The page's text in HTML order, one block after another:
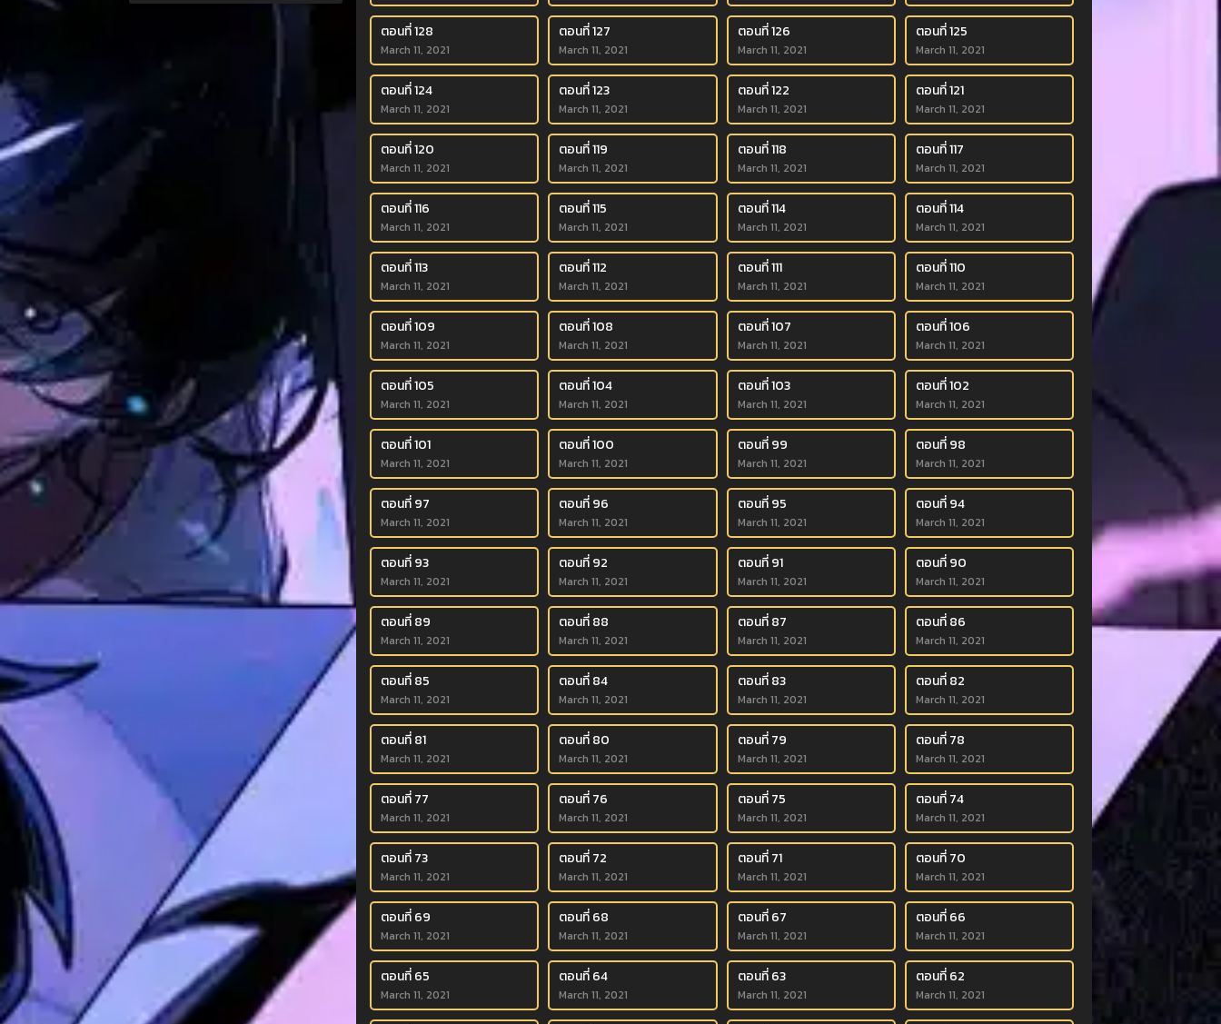
ตอนที่ 128
March 11, 2021
ตอนที่ 127
March 11, 2021
ตอนที่ 126
March 11, 2021
ตอนที่ 125
March 11, 2021
ตอนที่ 124
March 11, 2021
ตอนที่ 123
March 11, 2021
ตอนที่ 122
March 11, 2021
ตอนที่ 121
March 11, 2021
ตอนที่ 120
March 11, 2021
ตอนที่ 119
March 11, 2021
ตอนที่ 118
March 11, 2021
ตอนที่ 117
March 11, 2021
ตอนที่ 116
March 11, 2021
ตอนที่ 115
March 11, 2021
ตอนที่ 114
March 11, 2021
ตอนที่ 114
March 11, 2021
ตอนที่ 113
March 11, 2021
ตอนที่ 112
March 11, 2021
ตอนที่ 111
March 11, 2021
ตอนที่ 110
March 11, 2021
ตอนที่ 109
March 11, 2021
ตอนที่ 108
March 11, 2021
ตอนที่ 107
March 11, 2021
ตอนที่ 106
March 11, 2021
ตอนที่ 105
March 11, 2021
ตอนที่ 104
March 11, 2021
ตอนที่ 103
March 11, 2021
ตอนที่ 102
March 11, 2021
ตอนที่ 101
March 11, 2021
ตอนที่ 100
March 11, 2021
ตอนที่ 99
March 11, 2021
ตอนที่ 98
March 11, 2021
ตอนที่ 97
March 11, 2021
ตอนที่ 96
March 11, 2021
ตอนที่ 95
March 11, 2021
ตอนที่ 94
March 11, 2021
ตอนที่ 93
March 11, 2021
ตอนที่ 92
March 11, 2021
ตอนที่ 91
March 11, 2021
ตอนที่ 90
March 11, 2021
ตอนที่ 89
March 11, 2021
ตอนที่ 88
March 11, 2021
ตอนที่ 87
March 11, 2021
ตอนที่ 86
March 11, 2021
ตอนที่ 85
March 11, 2021
ตอนที่ 84
March 11, 2021
ตอนที่ 83
March 11, 2021
ตอนที่ 82
March 11, 2021
ตอนที่ 81
March 11, 2021
ตอนที่ 80
March 11, 2021
ตอนที่ 79
March 11, 2021
ตอนที่ 78
March 11, 2021
ตอนที่ 77
March 11, 2021
ตอนที่ 76
March 11, 2021
ตอนที่ 75
March 11, 2021
ตอนที่ 74
March 11, 2021
ตอนที่ 73
March 11, 2021
ตอนที่ 72
March 11, 2021
ตอนที่ 71
March 11, 2021
ตอนที่ 70
March 11, 2021
ตอนที่ 69
March 11, 2021
ตอนที่ 68
March 11, 2021
ตอนที่ 67
March 11, 2021
ตอนที่ 66
March 11, 2021
ตอนที่ 65
March 11, 2021
ตอนที่ 64
March 11, 2021
ตอนที่ 63
March 11, 2021
ตอนที่ 62
March 11, 2021